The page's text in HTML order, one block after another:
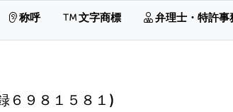
称呼 文字商標 弁理士・特許事
６９８１５８１)